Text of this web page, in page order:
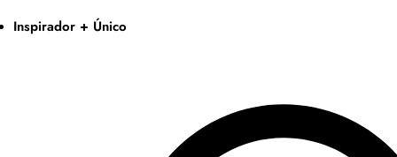
Inspirador + Único